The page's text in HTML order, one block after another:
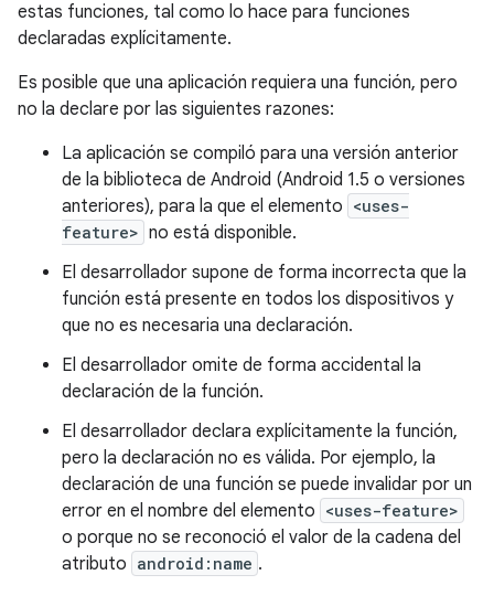
estas funciones, tal como lo hace para funciones
declaradas explícitamente.
Es posible que una aplicación requiera una función, pero
no la declare por las siguientes razones:
La aplicación se compiló para una versión anterior
de la biblioteca de Android (Android 1.5 o versiones
anteriores), para la que el elemento <uses-
feature> no está disponible.
El desarrollador supone de forma incorrecta que la
función está presente en todos los dispositivos y
que no es necesaria una declaración.
El desarrollador omite de forma accidental la
declaración de la función.
El desarrollador declara explícitamente la función,
pero la declaración no es válida. Por ejemplo, la
declaración de una función se puede invalidar por un
error en el nombre del elemento <uses-feature>
o porque no se reconoció el valor de la cadena del
atributo android:name .